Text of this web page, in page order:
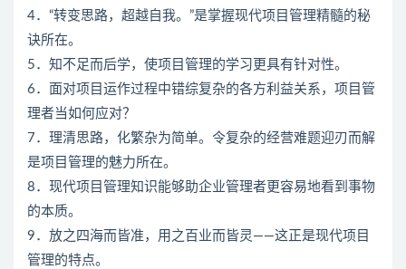
4．“转变思路，超越自我。”是掌握现代项目管理精髓的秘
诀所在。
5．知不足而后学，使项目管理的学习更具有针对性。
6．面对项目运作过程中错综复杂的各方利益关系，项目管
理者当如何应对？
7．理清思路，化繁杂为简单。令复杂的经营难题迎刃而解
是项目管理的魅力所在。
8．现代项目管理知识能够助企业管理者更容易地看到事物
的本质。
9．放之四海而皆准，用之百业而皆灵――这正是现代项目
管理的特点。